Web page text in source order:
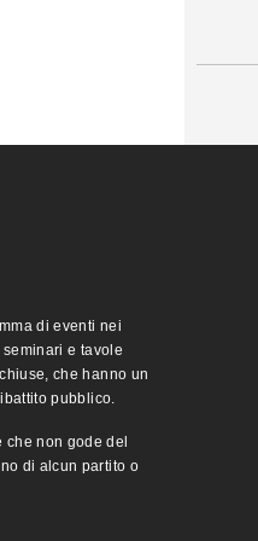
di eventi nei
e tavole
che hanno un
pubblico.
che non gode del
di alcun partito o